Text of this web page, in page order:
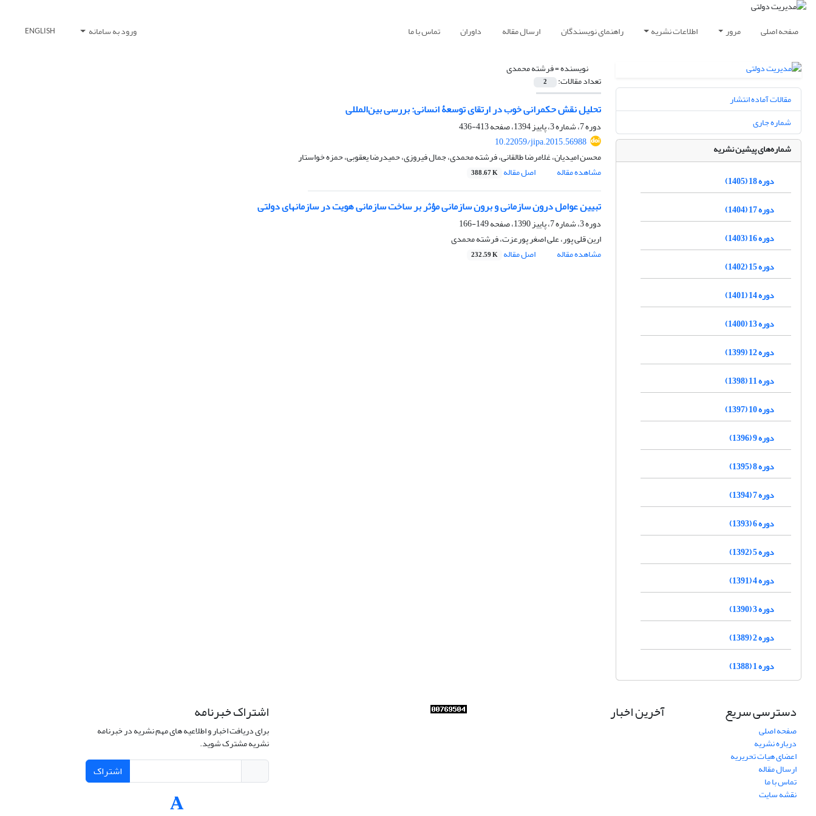
صفحه اصلی مرور اطلاعات نشریه راهنمای نویسندگان ارسال مقاله داوران تماس با ما ورود به سامانه ENGLISH
نویسنده =فرشته محمدی
تعداد مقالات: 2
تحلیل نقش حکمرانی خوب در ارتقای توسعۀ انسانی: بررسی بین‌المللی
دوره 7، شماره 3، پاییز 1394، صفحه
413-436
10.22059/jipa.2015.56988
محسن امیدیان، غلامرضا طالقانی، فرشته محمدی، جمال فیروزی، حمیدرضا یعقوبی، حمزه خواستار
مشاهده مقاله
اصل مقاله 388.67 K
تبیین عوامل درون سازمانی و برون سازمانی مؤثر بر ساخت سازمانی هویت در سازمان‎های دولتی
دوره 3، شماره 7، پاییز 1390، صفحه
149-166
ارین قلی پور، علی اصغر پورعزت، فرشته محمدی
مشاهده مقاله
اصل مقاله 232.59 K
مقالات آماده انتشار
شماره جاری
شماره‌های پیشین نشریه
دوره 18 (1405)
دوره 17 (1404)
دوره 16 (1403)
دوره 15 (1402)
دوره 14 (1401)
دوره 13 (1400)
دوره 12 (1399)
دوره 11 (1398)
دوره 10 (1397)
دوره 9 (1396)
دوره 8 (1395)
دوره 7 (1394)
دوره 6 (1393)
دوره 5 (1392)
دوره 4 (1391)
دوره 3 (1390)
دوره 2 (1389)
دوره 1 (1388)
دسترسی سریع
صفحه اصلی
درباره نشریه
اعضای هیات تحریریه
ارسال مقاله
تماس با ما
نقشه سایت
آخرین اخبار اشتراک خبرنامه
برای دریافت اخبار و اطلاعیه های مهم نشریه در خبرنامه
نشریه مشترک شوید.
اشتراک